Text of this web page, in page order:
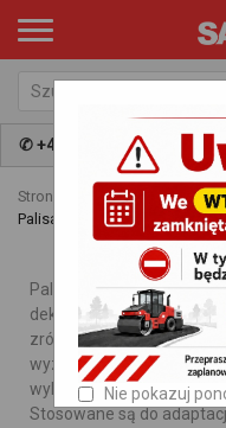
✆ +48 797 009 981
Strona główna Kategorie
Palisady gładkie z
Palisady gładkie z
dekoracyjne małej
zróżnicowanym formom
wyznaczaniu rabat
wykończeniach tarasów,
Stosowane są do
Nie pokazuj